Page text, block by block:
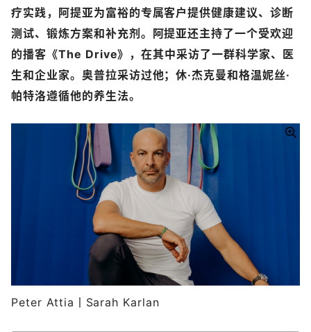
疗实践，阿提亚为富裕的专属客户提供健康建议、诊断
测试、锻炼方案和补充剂。阿提亚还主持了一个受欢迎
的播客《The Drive》，在其中采访了一群科学家、医
生和企业家。奥普拉采访过他；休·杰克曼和格温妮丝·
帕特洛遵循他的养生法。
Peter Attia丨Sarah Karlan